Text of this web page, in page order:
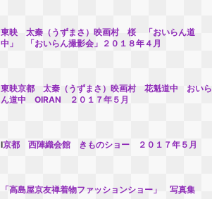
東映 太秦（うずまさ）映画村 桜 「おいらん道
中」 「おいらん撮影会」２０１８年４月
東映京都 太秦（うずまさ）映画村 花魁道中 おいら
ん道中 OIRAN ２０１７年５月
l京都 西陣織会館 きものショー ２０１７年５月
「高島屋京友禅着物ファッションショー」 写真集